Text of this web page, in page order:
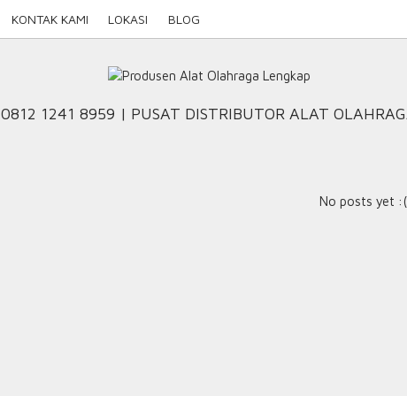
KONTAK KAMI LOKASI BLOG
0812 1241 8959 | PUSAT DISTRIBUTOR ALAT
No posts yet :(